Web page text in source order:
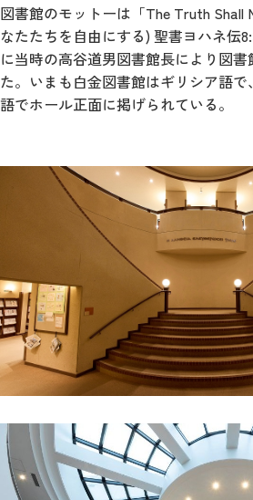
図書館のモットーは「The Truth Shall
なたたちを自由にする) 聖書ヨハネ伝
に当時の高谷道男図書館長により図
た。いまも白金図書館はギリシア語
語でホール正面に掲げられている。